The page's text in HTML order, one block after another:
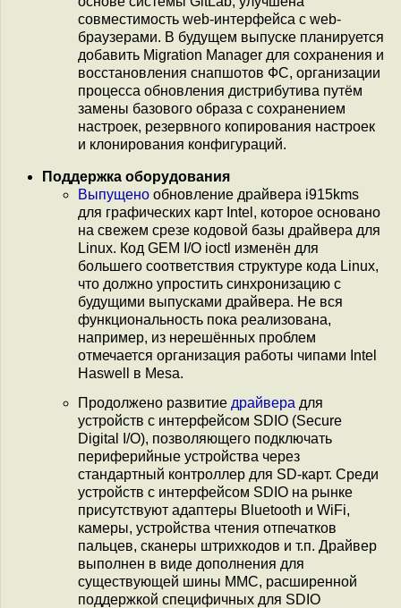
совместимость web-интерфейса с web-
браузерами. В будущем выпуске планируется
добавить Migration Manager для сохранения и
восстановления снапшотов ФС, организации
процесса обновления дистрибутива путём
замены базового образа с сохранением
настроек, резервного копирования настроек
и клонирования конфигураций.
Поддержка оборудования
Выпущено обновление драйвера i915kms
для графических карт Intel, которое основано
на свежем срезе кодовой базы драйвера для
Linux. Код GEM I/O ioctl изменён для
большего соответствия структуре кода Linux,
что должно упростить синхронизацию с
будущими выпусками драйвера. Не вся
функциональность пока реализована,
например, из нерешённых проблем
отмечается организация работы чипами Intel
Haswell в Mesa.
Продолжено развитие драйвера для
устройств с интерфейсом SDIO (Secure
Digital I/O), позволяющего подключать
периферийные устройства через
стандартный контроллер для SD-карт. Среди
устройств с интерфейсом SDIO на рынке
присутствуют адаптеры Bluetooth и WiFi,
камеры, устройства чтения отпечатков
пальцев, сканеры штрихкодов и т.п. Драйвер
выполнен в виде дополнения для
существующей шины MMC, расширенной
поддержкой специфичных для SDIO